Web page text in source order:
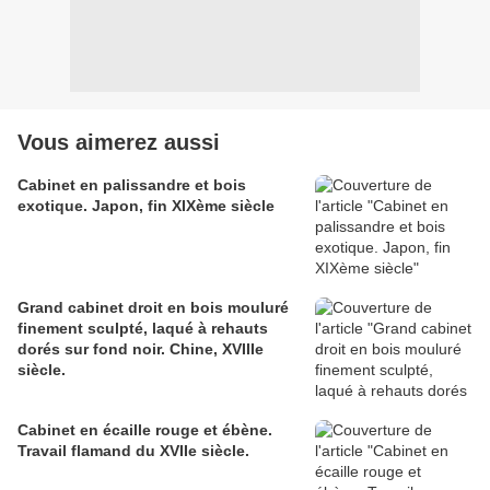
Vous aimerez aussi
Cabinet en palissandre et bois
exotique. Japon, fin XIXème siècle
Grand cabinet droit en bois mouluré
finement sculpté, laqué à rehauts
dorés sur fond noir. Chine, XVIIIe
siècle.
Cabinet en écaille rouge et ébène.
Travail flamand du XVIIe siècle.